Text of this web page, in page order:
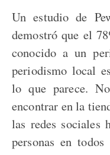
Un estudio de
demostró que el
conocido a un
periodismo local
lo que parece.
encontrar en la
las redes sociales
personas en